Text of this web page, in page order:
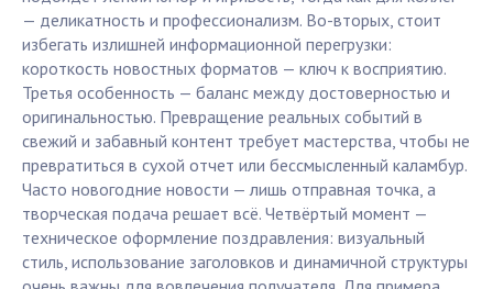
— деликатность и профессионализм. Во-вторых, стоит
избегать излишней информационной перегрузки:
короткость новостных форматов — ключ к восприятию.
Третья особенность — баланс между достоверностью и
оригинальностью. Превращение реальных событий в
свежий и забавный контент требует мастерства, чтобы не
превратиться в сухой отчет или бессмысленный каламбур.
Часто новогодние новости — лишь отправная точка, а
творческая подача решает всё. Четвёртый момент —
техническое оформление поздравления: визуальный
стиль, использование заголовков и динамичной структуры